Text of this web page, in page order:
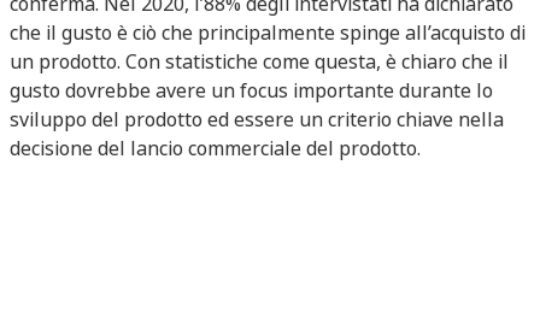
che il gusto è ciò che principalmente spinge all’acquisto di
un prodotto. Con statistiche come questa, è chiaro che il
gusto dovrebbe avere un focus importante durante lo
sviluppo del prodotto ed essere un criterio chiave nella
decisione del lancio commerciale del prodotto.